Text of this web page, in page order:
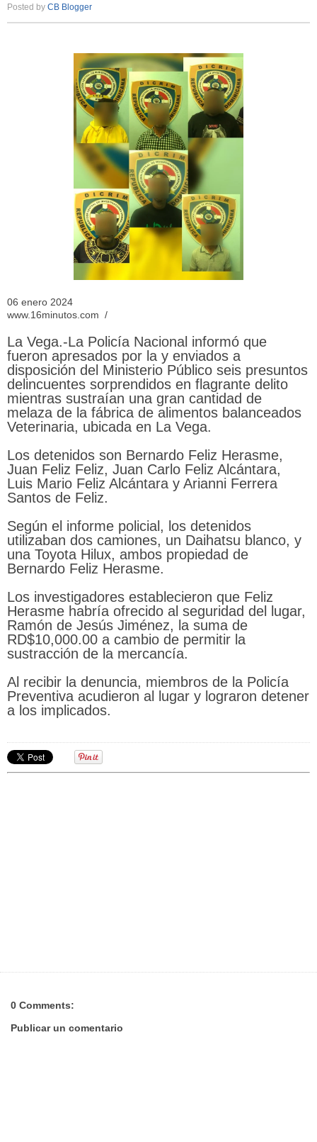
Posted by CB Blogger
06 enero 2024
www.16minutos.com /
La Vega.-La Policía Nacional informó que
fueron apresados por la y enviados a
disposición del Ministerio Público seis presuntos
delincuentes sorprendidos en flagrante delito
mientras sustraían una gran cantidad de
melaza de la fábrica de alimentos balanceados
Veterinaria, ubicada en La Vega.
Los detenidos son Bernardo Feliz Herasme,
Juan Feliz Feliz, Juan Carlo Feliz Alcántara,
Luis Mario Feliz Alcántara y Arianni Ferrera
Santos de Feliz.
Según el informe policial, los detenidos
utilizaban dos camiones, un Daihatsu blanco, y
una Toyota Hilux, ambos propiedad de
Bernardo Feliz Herasme.
Los investigadores establecieron que Feliz
Herasme habría ofrecido al seguridad del lugar,
Ramón de Jesús Jiménez, la suma de
RD$10,000.00 a cambio de permitir la
sustracción de la mercancía.
Al recibir la denuncia, miembros de la Policía
Preventiva acudieron al lugar y lograron detener
a los implicados.
0 Comments:
Publicar un comentario